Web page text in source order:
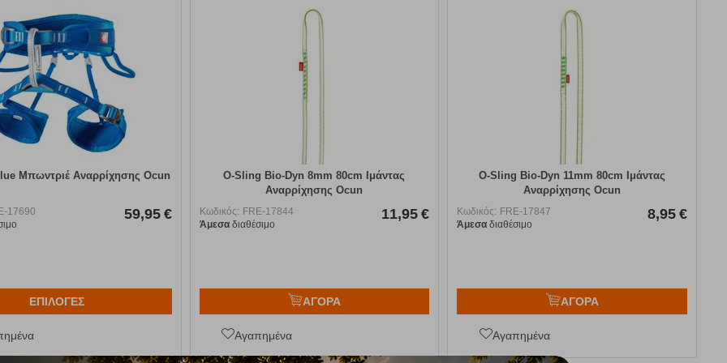
Μπωντριέ Αναρρίχησης Ocun
17690
59,95 €
ΕΠΙΛΟΓΕΣ
O-Sling Bio-Dyn 8mm 80cm Ιμάντας
Αναρρίχησης Ocun
Κωδικός: FRE-17844
Άμεσαδιαθέσιμο
11,95 €
ΑΓΟΡΑ
Αγαπημένα
O-Sling Bio-Dyn 11mm 80cm Ιμάντας
Αναρρίχησης Ocun
Κωδικός: FRE-17847
Άμεσα διαθέσιμο
8,95 €
ΑΓΟΡΑ
Αγαπημένα